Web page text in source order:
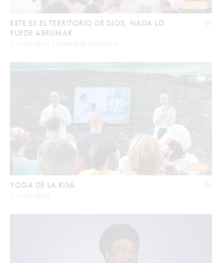
2:37:12
ESTE ES EL TERRITORIO DE DIOS, NADA LO
PUEDE ABRUMAR
32:54
YOGA DE LA RISA